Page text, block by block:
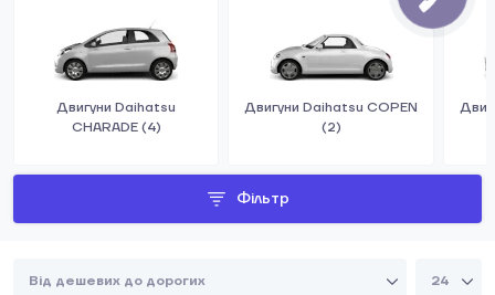
Двигуни Daihatsu
CHARADE (4)
Двигуни Daihatsu COPEN
(2)
Фільтр